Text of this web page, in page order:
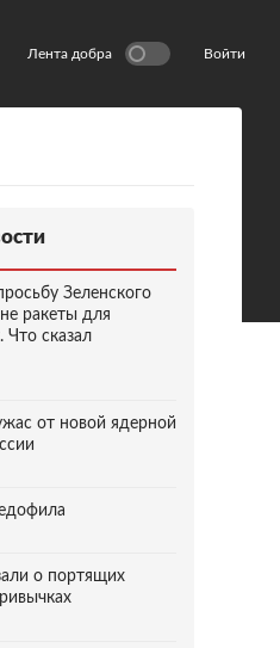
Лента добра Войти
Зеленского
ракеты для
Что сказал
от новой ядерной
о портящих